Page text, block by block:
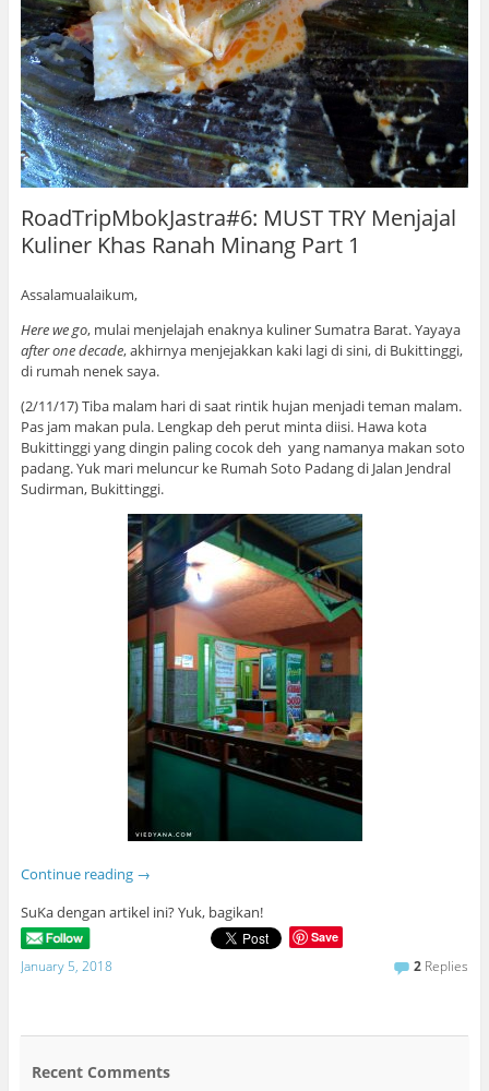
RoadTripMbokJastra#6: MUST TRY Menjajal
Kuliner Khas Ranah Minang Part 1
Assalamualaikum,
Here we go, mulai menjelajah enaknya kuliner Sumatra Barat. Yayaya
after one decade, akhirnya menjejakkan kaki lagi di sini, di Bukittinggi,
di rumah nenek saya.
(2/11/17) Tiba malam hari di saat rintik hujan menjadi teman malam.
Pas jam makan pula. Lengkap deh perut minta diisi. Hawa kota
Bukittinggi yang dingin paling cocok deh yang namanya makan soto
padang. Yuk mari meluncur ke Rumah Soto Padang di Jalan Jendral
Sudirman, Bukittinggi.
Continue reading →
SuKa dengan artikel ini? Yuk, bagikan!
Save
January 5, 2018 2 Replies
Recent Comments